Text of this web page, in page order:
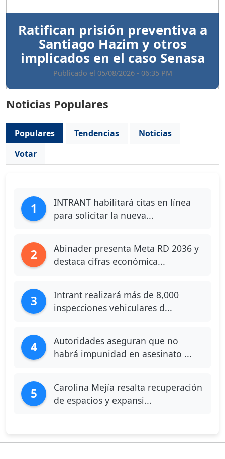
Ratifican prisión preventiva a
Santiago Hazim y otros
implicados en el caso Senasa
Publicado el 05/08/2026 - 06:35 PM
Noticias Populares
Populares Tendencias
Noticias
Votar
1
INTRANT habilitará citas en línea
para solicitar la nueva...
2
Abinader presenta Meta RD 2036 y
destaca cifras económica...
3
Intrant realizará más de 8,000
inspecciones vehiculares d...
4
Autoridades aseguran que no
habrá impunidad en asesinato ...
5
Carolina Mejía resalta recuperación
de espacios y expansi...